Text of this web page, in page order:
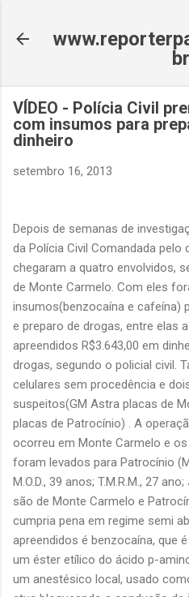
br
VÍDEO - Polícia Civil
com insumos para
dinheiro
setembro 16, 2013
Depois de semanas de
da Polícia Civil Comandada pelo
chegaram a quatro envolvidos,
de Monte Carmelo. Com eles
insumos(benzocaína e cafeína)
e preparo de drogas, entre elas
apreendidos R$3.643,00 em
drogas, segundo o policial civil.
celulares sem procedência e
suspeitos(GM Astra placas de
placas de Patrocínio) . A
ocorreu em Monte Carmelo e
foram levados para Patrocínio
M.O.D., 39 anos; T.M.R.M., 27
são de Monte Carmelo e
cumpria pena em regime semi
apreendidos é benzocaína, que
um éster etílico do ácido p-
um anestésico local, usado